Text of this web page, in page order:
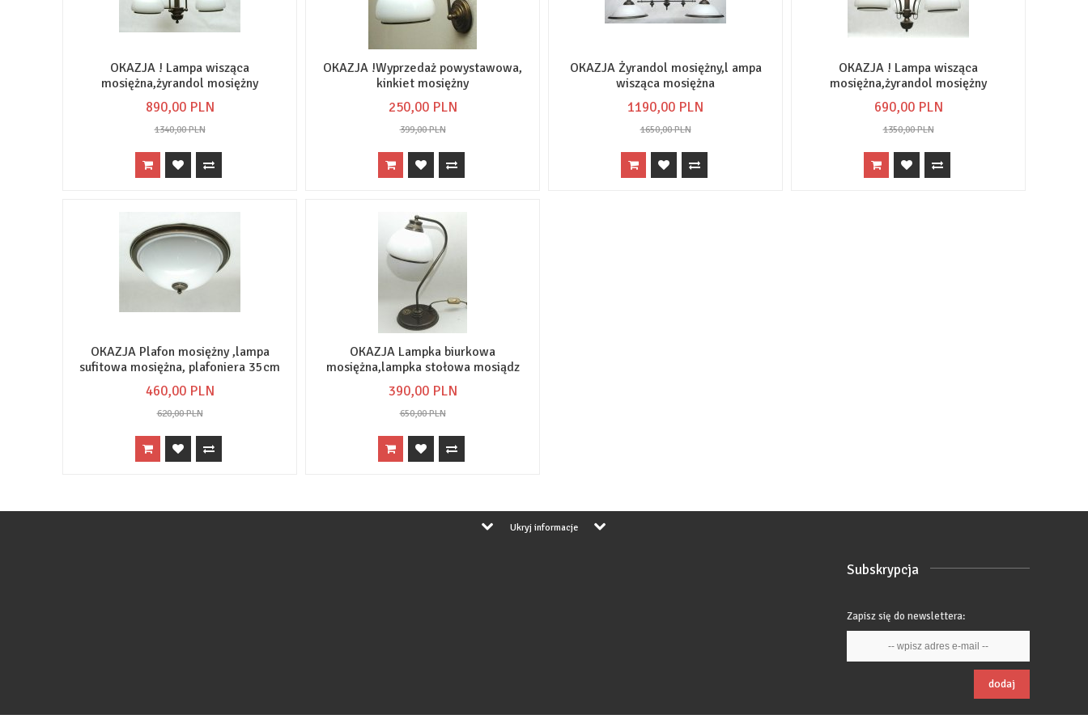
OKAZJA ! Lampa wisząca
mosiężna,żyrandol mosiężny
890,00PLN
1340,00 PLN
OKAZJA !Wyprzedaż powystawowa,
kinkiet mosiężny
250,00PLN
399,00 PLN
OKAZJA Żyrandol mosiężny,l ampa
wisząca mosiężna
1190,00 PLN
1650,00 PLN
OKAZJA ! Lampa wisząca
mosiężna,żyrandol mosiężny
690,00PLN
1350,00 PLN
OKAZJA Plafon mosiężny ,lampa
sufitowa mosiężna, plafoniera 35cm
460,00PLN
620,00 PLN
OKAZJA Lampka biurkowa
mosiężna,lampka stołowa mosiądz
390,00PLN
650,00 PLN
Ukryj informacje
Subskrypcja
Zapisz się do newslettera:
dodaj